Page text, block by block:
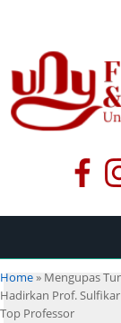
You are here
Home» Mengupas
Hadirkan Prof.
Top Professor